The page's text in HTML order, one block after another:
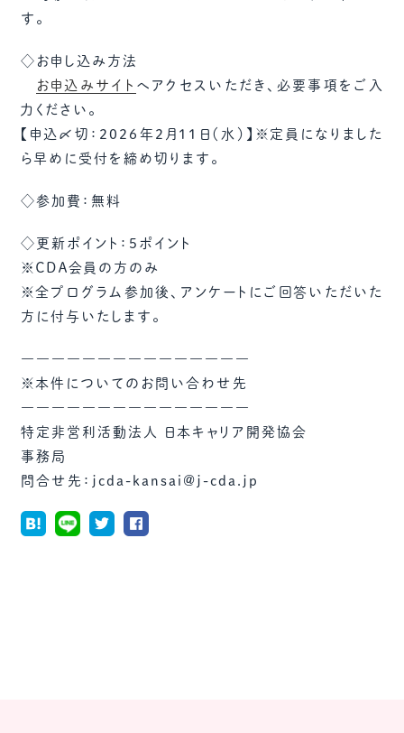
す。
◇お申し込み方法
お申込みサイト へアクセスいただき、必要事項をご入
力ください。
【申込〆切：2026年2月11日（水）】※定員になりました
ら早めに受付を締め切ります。
◇参加費：無料
◇更新ポイント：5ポイント
※ＣＤＡ会員の方のみ
※全プログラム参加後、アンケートにご回答いただいた
方に付与いたします。
―――――――――――――――
※本件についてのお問い合わせ先
―――――――――――――――
特定非営利活動法人 日本キャリア開発協会
事務局
問合せ先：jcda-kansai@j-cda.jp